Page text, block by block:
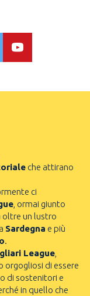
che attirano
ci
, ormai giunto
un lustro
Sardegna e più
.
League,
orgogliosi di essere
di sostenitori e
in quello che